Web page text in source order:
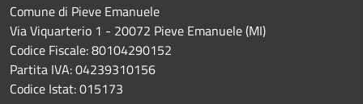
Comune di Pieve Emanuele
Via Viquarterio 1 - 20072 Pieve Emanuele (MI)
Codice Fiscale: 80104290152
Partita IVA: 04239310156
Codice Istat: 015173